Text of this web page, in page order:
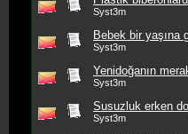
Syst3m
Bebek bir yaşına
Syst3m
Yenidoğanın
Syst3m
Susuzluk erken
Syst3m